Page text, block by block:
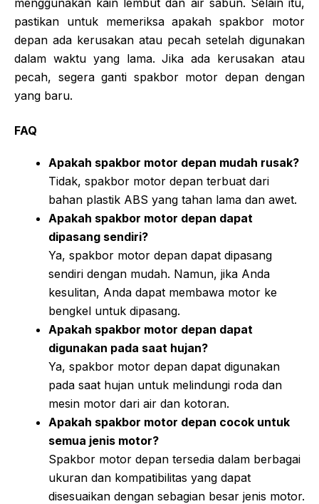
pastikan untuk memeriksa apakah spakbor motor
depan ada kerusakan atau pecah setelah digunakan
dalam waktu yang lama. Jika ada kerusakan atau
pecah, segera ganti spakbor motor depan dengan
yang baru.
FAQ
Apakah spakbor motor depan mudah rusak?
Tidak, spakbor motor depan terbuat dari
bahan plastik ABS yang tahan lama dan awet.
Apakah spakbor motor depan dapat
dipasang sendiri?
Ya, spakbor motor depan dapat dipasang
sendiri dengan mudah. Namun, jika Anda
kesulitan, Anda dapat membawa motor ke
bengkel untuk dipasang.
Apakah spakbor motor depan dapat
digunakan pada saat hujan?
Ya, spakbor motor depan dapat digunakan
pada saat hujan untuk melindungi roda dan
mesin motor dari air dan kotoran.
Apakah spakbor motor depan cocok untuk
semua jenis motor?
Spakbor motor depan tersedia dalam berbagai
ukuran dan kompatibilitas yang dapat
disesuaikan dengan sebagian besar jenis motor.